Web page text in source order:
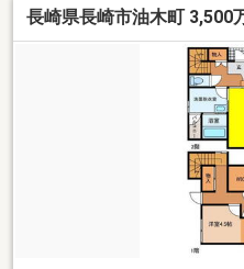
長崎県長崎市油木町 3,500